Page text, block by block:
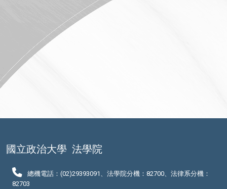
國立政治大學 法學院
總機電話：(02)29393091、法學院分機：82700、法律系分機：
82703